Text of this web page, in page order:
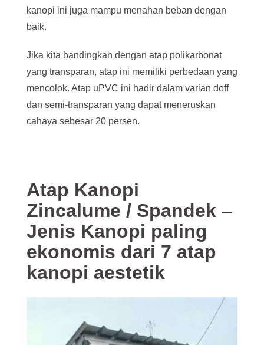
kanopi ini juga mampu menahan beban dengan
baik.
Jika kita bandingkan dengan atap polikarbonat
yang transparan, atap ini memiliki perbedaan yang
mencolok. Atap uPVC ini hadir dalam varian doff
dan semi-transparan yang dapat meneruskan
cahaya sebesar 20 persen.
Atap Kanopi
Zincalume / Spandek –
Jenis Kanopi paling
ekonomis dari 7 atap
kanopi aestetik